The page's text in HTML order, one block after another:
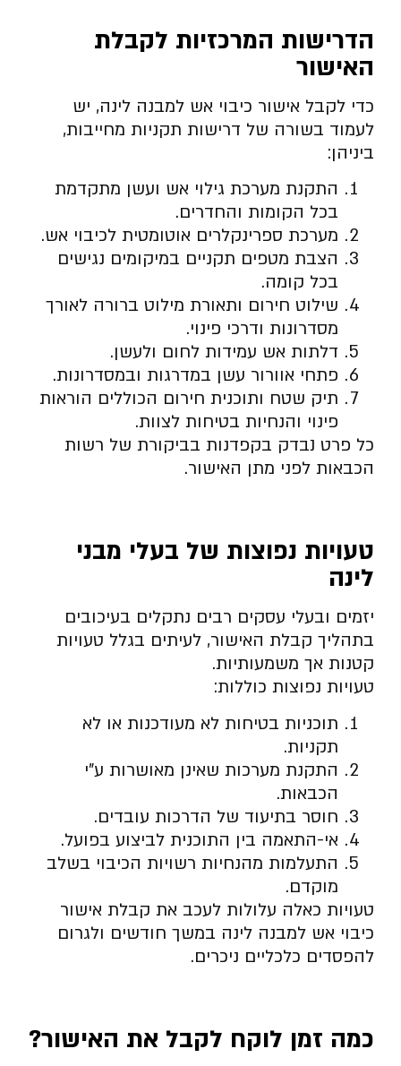
הדרישות המרכזיות לקבלת
האישור
כדי לקבל אישור כיבוי אש למבנה לינה, יש
לעמוד בשורה של דרישות תקניות מחייבות,
ביניהן:
התקנת מערכת גילוי אש ועשן מתקדמת
בכל הקומות והחדרים.
מערכת ספרינקלרים אוטומטית לכיבוי אש.
הצבת מטפים תקניים במיקומים נגישים
בכל קומה.
שילוט חירום ותאורת מילוט ברורה לאורך
מסדרונות ודרכי פינוי.
דלתות אש עמידות לחום ולעשן.
פתחי אוורור עשן במדרגות ובמסדרונות.
תיק שטח ותוכנית חירום הכוללים הוראות
פינוי והנחיות בטיחות לצוות.
כל פרט נבדק בקפדנות בביקורת של רשות
הכבאות לפני מתן האישור.
טעויות נפוצות של בעלי מבני
לינה
יזמים ובעלי עסקים רבים נתקלים בעיכובים
בתהליך קבלת האישור, לעיתים בגלל טעויות
קטנות אך משמעותיות.
טעויות נפוצות כוללות:
תוכניות בטיחות לא מעודכנות או לא
תקניות.
התקנת מערכות שאינן מאושרות ע”י
הכבאות.
חוסר בתיעוד של הדרכות עובדים.
אי-התאמה בין התוכנית לביצוע בפועל.
התעלמות מהנחיות רשויות הכיבוי בשלב
מוקדם.
טעויות כאלה עלולות לעכב את קבלת אישור
כיבוי אש למבנה לינה במשך חודשים ולגרום
להפסדים כלכליים ניכרים.
כמה זמן לוקח לקבל את האישור?